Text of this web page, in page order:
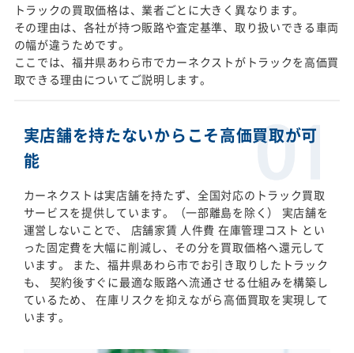
トラックの買取価格は、業者ごとに大きく異なります。
その理由は、各社が持つ販路や査定基準、取り扱いできる車両
の幅が違うためです。
ここでは、福井県あわら市でカーネクストがトラックを高価買
取できる理由についてご説明します。
実店舗を持たないからこそ高価買取が可
能
カーネクストは実店舗を持たず、全国対応のトラック買取
サービスを提供しています。（一部離島を除く） 実店舗を
運営しないことで、 店舗家賃 人件費 在庫管理コスト とい
った固定費を大幅に削減し、その分を買取価格へ還元して
います。 また、福井県あわら市でお引き取りしたトラック
も、 契約後すぐに最適な販路へ流通させる仕組みを構築し
ているため、 在庫リスクを抑えながら高価買取を実現して
います。